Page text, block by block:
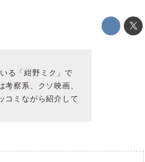
る「紺野ミク」で
察系、クソ映画、
コミながら紹介して